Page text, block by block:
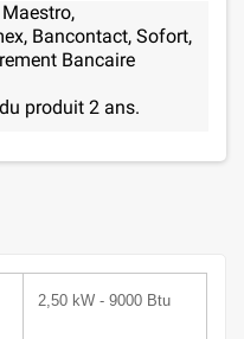
Bancontact, Sofort,
Bancaire
produit 2 ans.
2,50 kW - 9000 Btu